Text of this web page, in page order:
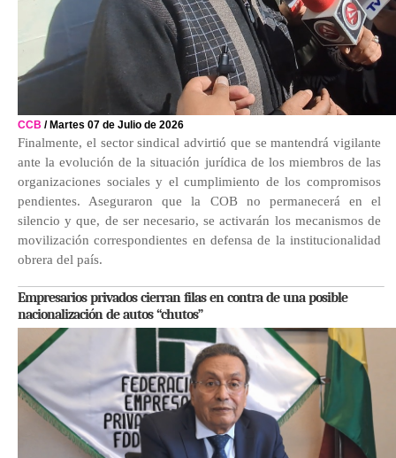
CCB / Martes 07 de Julio de 2026
Finalmente, el sector sindical advirtió que se mantendrá vigilante
ante la evolución de la situación jurídica de los miembros de las
organizaciones sociales y el cumplimiento de los compromisos
pendientes. Aseguraron que la COB no permanecerá en el
silencio y que, de ser necesario, se activarán los mecanismos de
movilización correspondientes en defensa de la institucionalidad
obrera del país.
Empresarios privados cierran filas en contra de una posible
nacionalización de autos “chutos”